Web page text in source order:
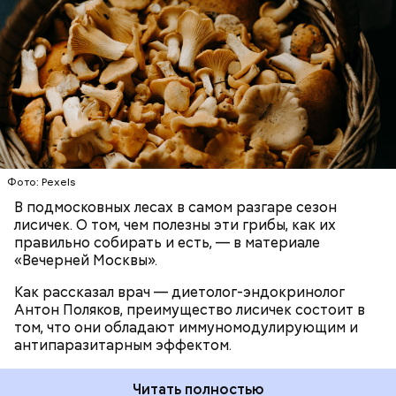
Фото: Pexels
В подмосковных лесах в самом разгаре сезон
лисичек. О том, чем полезны эти грибы, как их
правильно собирать и есть, — в материале
«Вечерней Москвы».
Как рассказал врач — диетолог-эндокринолог
Антон Поляков, преимущество лисичек состоит в
том, что они обладают иммуномодулирующим и
антипаразитарным эффектом.
разрушать яйца некоторых паразитов.
Использование лисичек считается оптимальным
среди альтернативных антипаразитарных
программ, — подчеркнул специалист.
Читать полностью
ЗДОРОВЬЕ ВРАЧИ ГРИБЫ ПРОДУКТЫ
При встрече с шаровой молнией важно не
паниковать, подчеркнул Бычков:
«Грязная» зона: возможна ли
жизнь в пострадавших от
Чернобыльской аварии районах
В Припяти он проработал восемь суток. В его
задачу входило измерение уровня радиации в
воздухе. Кроме того, Макеев участвовал в
эвакуации населения из города, которую, по его
мнению, нужно было делать раньше на несколько
— Первые двое суток мы постоянно были на ногах.
Каждые два часа ездили делать замеры радиации.
Время от выезда до выезда — на отдых. Работа и
есть работа. Ее надо выполнять, — говорит он.